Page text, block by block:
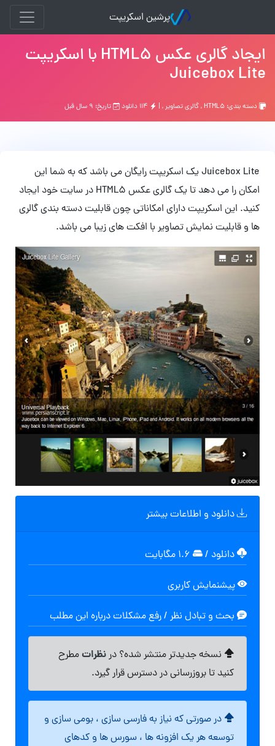
پرشین اسکریپت
ایجاد گالری عکس HTML5 با اسکریپت
Juicebox Lite
دسته بندی: HTML5
,گالری تصاویر, | تاریخ: ۹ سال قبل
Juicebox Lite یک اسکریپت رایگان می باشد که به شما این
امکان را می دهد تا یک گالری عکس HTML5 در سایت خود ایجاد
کنید. این اسکریپت دارای امکاناتی چون قابلیت دسته بندی گالری
ها و قابلیت نمایش تصاویر با افکت های زیبا می باشد.
دانلود و اطلاعات بیشتر
دانلود /
پیشنمایش کاربری
بحث و تبادل نظر / رفع مشکلات درباره این مطلب
نسخه جدیدتر منتشر شده؟ درنظراتمطرح
کنید تا بروزرسانی در دسترس قرار گیرد.
در صورتی که نیاز به فارسی سازی ، بومی سازی و
توسعه هر یک افزونه ها ، سورس ها و کدهای